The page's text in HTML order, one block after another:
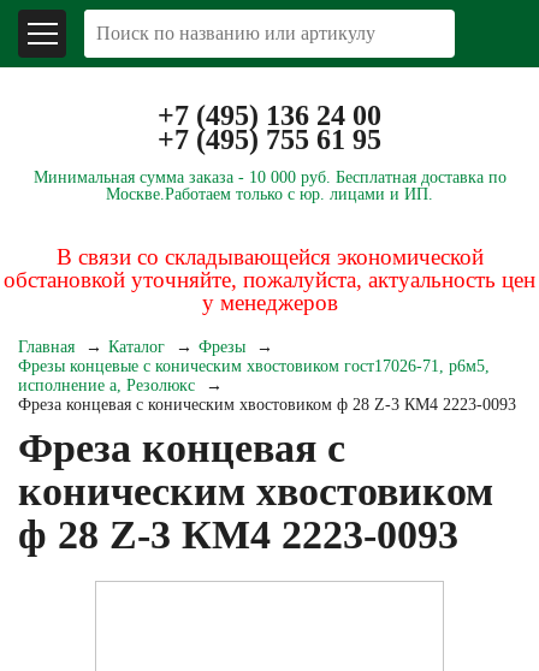
+7 (495) 136 24 00
+7 (495) 755 61 95
Минимальная сумма заказа - 10 000 руб. Бесплатная доставка по
Москве.Работаем только с юр. лицами и ИП.
В связи со складывающейся экономической
обстановкой уточняйте, пожалуйста, актуальность цен
у менеджеров
Главная Каталог
Фрезы
Фрезы концевые с коническим хвостовиком гост17026-71, р6м5,
исполнение а, Резолюкс
Фреза концевая с коническим хвостовиком ф 28 Z-3 КМ4 2223-0093
Фреза концевая с
коническим хвостовиком
ф 28 Z-3 КМ4 2223-0093